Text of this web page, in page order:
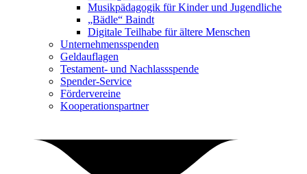
Musikpädagogik für Kinder und Jugendliche
„Bädle“ Baindt
Digitale Teilhabe für ältere Menschen
Unternehmensspenden
Geldauflagen
Testament- und Nachlassspende
Spender-Service
Fördervereine
Kooperationspartner